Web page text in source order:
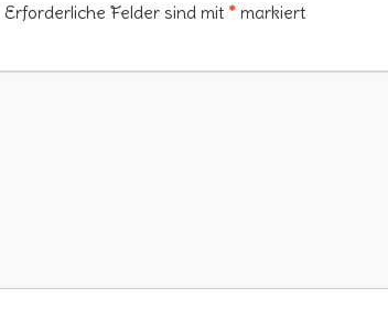
Erforderliche Felder sind mit * markiert